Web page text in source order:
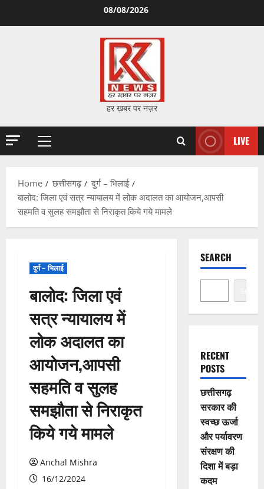
08/08/2026
हर ख़बर पर नज़र
Primary
LIVE
Home छत्तीसगढ़
दुर्ग – भिलाई
बालोद: जिला एवं सत्र न्यायालय में लोक अदालत का आयोजन,आपसी
सहमति व सुलह समझौता से निराकृत किये गये मामले
दुर्ग – भिलाई
बालोद: जिला एवं
सत्र न्यायालय में
लोक अदालत का
आयोजन,आपसी
सहमति व सुलह
समझौता से निराकृत
किये गये मामले
Anchal Mishra
16/12/2024
SEARCH
Search
RECENT
POSTS
छत्तीसगढ़
सरकार की
स्वच्छ ऊर्जा
और पर्यावरण
संरक्षण की
दिशा में बड़ा
कदम